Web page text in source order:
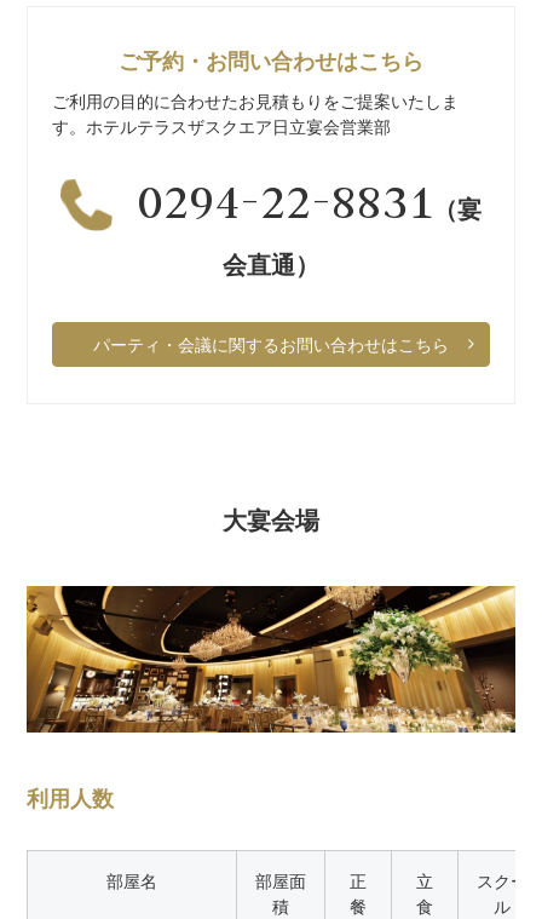
ご予約・お問い合わせはこちら
ご利用の目的に合わせたお見積もりをご提案いたしま
す。ホテルテラスザスクエア日立宴会営業部
0294-22-8831 （宴
会直通）
パーティ・会議に関するお問い合わせはこちら
大宴会場
利用人数
部屋名
部屋面
積
正
餐
立
食
スクー
ル